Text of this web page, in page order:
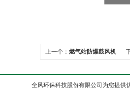
上一个： 燃气站防爆鼓风机
全风环保科技股份有限公司为您提供